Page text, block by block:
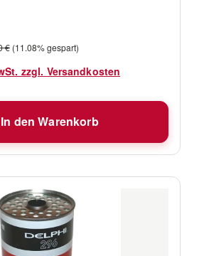
Preis:
€ (11.08% gespart)
zzgl. Versandkosten
In den Warenkorb